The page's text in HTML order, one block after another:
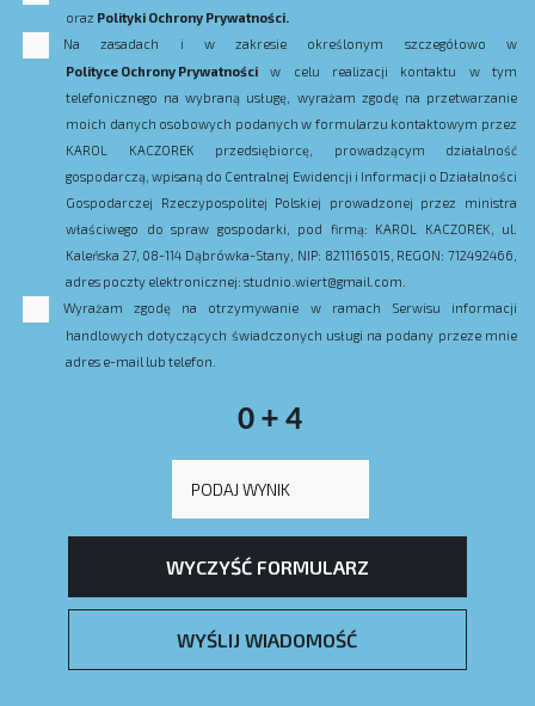
oraz Polityki Ochrony Prywatności.
Na zasadach i w zakresie określonym szczegółowo w
Polityce Ochrony Prywatności w celu realizacji kontaktu w tym
telefonicznego na wybraną usługę, wyrażam zgodę na przetwarzanie
moich danych osobowych podanych w formularzu kontaktowym przez
KAROL KACZOREK przedsiębiorcę, prowadzącym działalność
gospodarczą, wpisaną do Centralnej Ewidencji i Informacji o Działalności
Gospodarczej Rzeczypospolitej Polskiej prowadzonej przez ministra
właściwego do spraw gospodarki, pod firmą: KAROL KACZOREK, ul.
Kaleńska 27, 08-114 Dąbrówka-Stany, NIP: 8211165015, REGON: 712492466,
adres poczty elektronicznej: studnio.wiert@gmail.com.
Wyrażam zgodę na otrzymywanie w ramach Serwisu informacji
handlowych dotyczących świadczonych usługi na podany przeze mnie
adres e-mail lub telefon.
0 + 4